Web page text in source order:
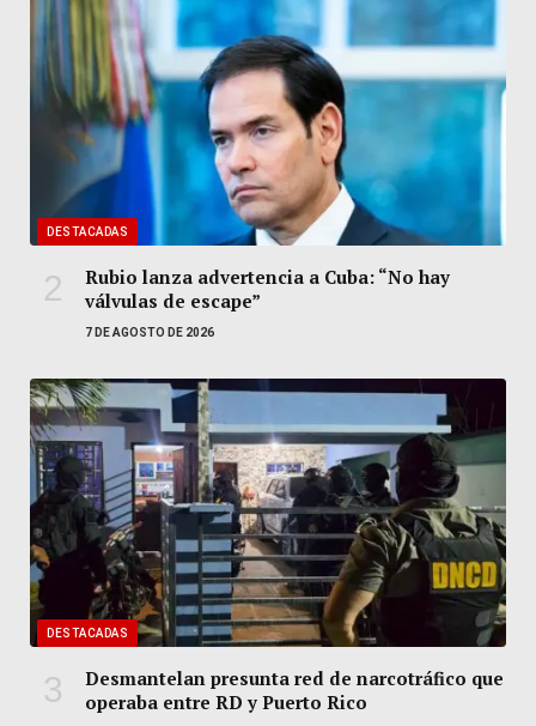
DESTACADAS
Rubio lanza advertencia a Cuba: “No hay
válvulas de escape”
7 DE AGOSTO DE 2026
DESTACADAS
Desmantelan presunta red de narcotráfico que
operaba entre RD y Puerto Rico